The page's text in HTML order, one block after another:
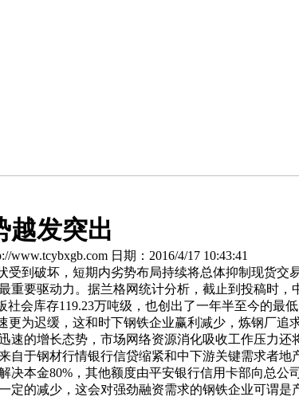
越发突出
日期：2016/4/17 10:43:41
受到破坏，短期内劣势布局持续将总体抑制现货
重要驱动力。据兰格网统计分析，截止到投稿时
会库存119.23万吨级，也创出了一年半至今的最低
更为迟缓，这和时下钢铁企业赢利减少，炼钢厂
速的增长态势，市场网络资源消化吸收工作压力
自于钢材行情银行信贷缩紧和中下游关键需求者
决本金80%，其他额度由平安银行信用卡部向总
定的减少，这会对强劲融资需求的钢铁企业可谓